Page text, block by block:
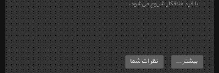
با فرد خلافكار شروع می‌شود.
بیشتر... نظرات شما